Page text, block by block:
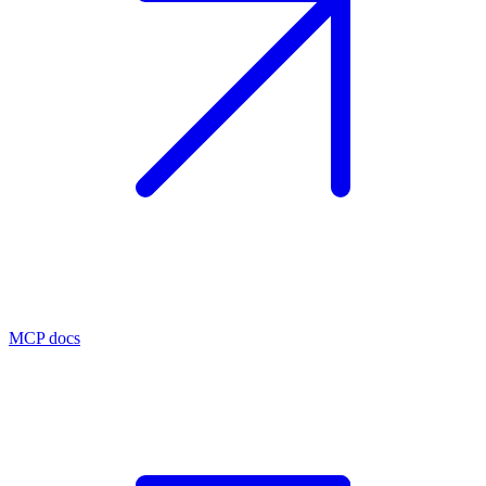
MCP docs